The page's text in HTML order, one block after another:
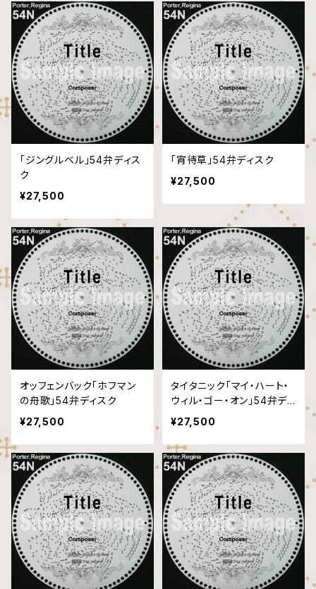
「ジングルベル」54弁ディス
ク
¥27,500
「宵待草」54弁ディスク
¥27,500
オッフェンバック「ホフマン
の舟歌」54弁ディスク
¥27,500
タイタニック「マイ・ハート・
ウィル・ゴー・オン」54弁ディ
スク
¥27,500